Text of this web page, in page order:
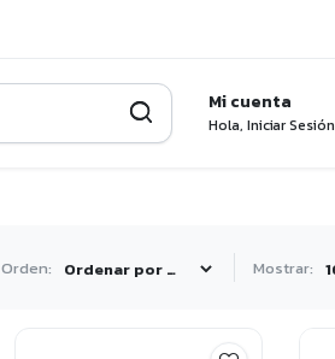
Mi cuenta
Hola, Iniciar Sesión
Orden: Mostrar: